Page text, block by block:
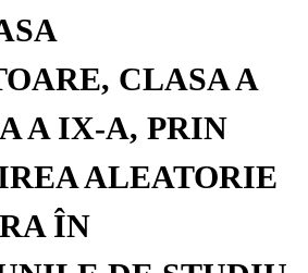
CLASA A
A IX-A, PRIN
ALEATORIE
ÎN